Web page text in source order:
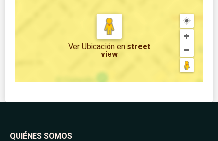
Ver Ubicación en street
view
QUIÉNES SOMOS